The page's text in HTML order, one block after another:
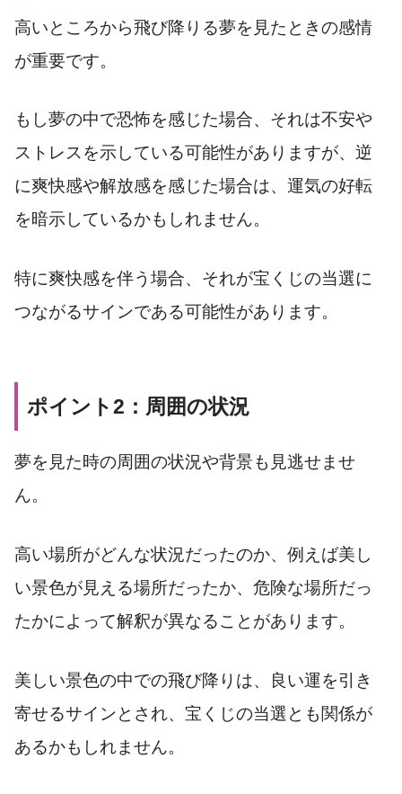
高いところから飛び降りる夢を見たときの感情
が重要です。
もし夢の中で恐怖を感じた場合、それは不安や
ストレスを示している可能性がありますが、逆
に爽快感や解放感を感じた場合は、運気の好転
を暗示しているかもしれません。
特に爽快感を伴う場合、それが宝くじの当選に
つながるサインである可能性があります。
ポイント2：周囲の状況
夢を見た時の周囲の状況や背景も見逃せませ
ん。
高い場所がどんな状況だったのか、例えば美し
い景色が見える場所だったか、危険な場所だっ
たかによって解釈が異なることがあります。
美しい景色の中での飛び降りは、良い運を引き
寄せるサインとされ、宝くじの当選とも関係が
あるかもしれません。